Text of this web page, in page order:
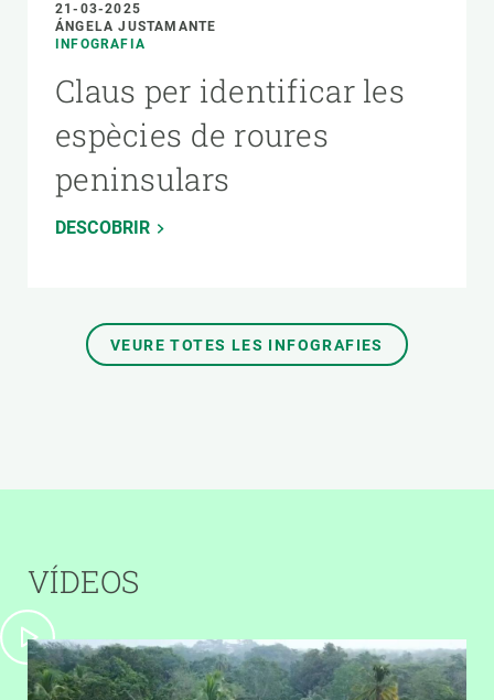
21-03-2025
ÁNGELA JUSTAMANTE
INFOGRAFIA
Claus per identificar les
espècies de roures
peninsulars
DESCOBRIR
VEURE TOTES LES INFOGRAFIES
VÍDEOS